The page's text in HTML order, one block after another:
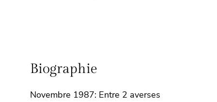
Biographie
Novembre 1987: Entre 2 averses